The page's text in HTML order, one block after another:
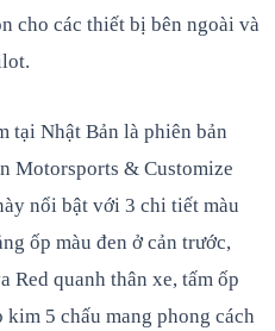
cho các thiết bị bên ngoài và
tại Nhật Bản là phiên bản
Motorsports & Customize
nổi bật với 3 chi tiết màu
ốp màu đen ở cản trước,
Red quanh thân xe, tấm ốp
kim 5 chấu mang phong cách